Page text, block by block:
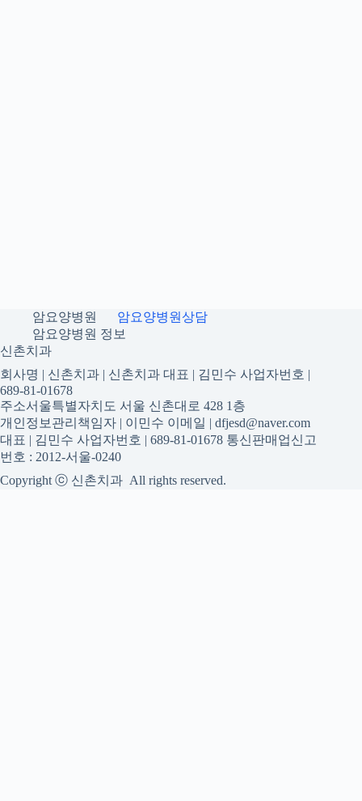
암요양병원
암요양병원상담
암요양병원 정보
신촌치과
회사명 | 신촌치과 | 신촌치과 대표 | 김민수 사업자번호 |
689-81-01678
주소서울특별자치도 서울 신촌대로 428 1층
개인정보관리책임자 | 이민수 이메일 | dfjesd@naver.com
대표 | 김민수 사업자번호 | 689-81-01678 통신판매업신고
번호 : 2012-서울-0240
Copyright ⓒ 신촌치과 All rights reserved.